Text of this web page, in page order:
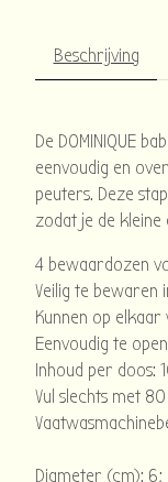
Beschrijving
De DOMINIQUE
eenvoudig en
peuters. Deze
zodat je de
4 bewaardozen
Veilig te bewaren
Kunnen op
Eenvoudig te
Inhoud per doos:
Vul slechts met
Diameter (cm):